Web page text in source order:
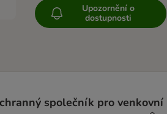
Upozornění o
dostupnosti
společník pro venkovní